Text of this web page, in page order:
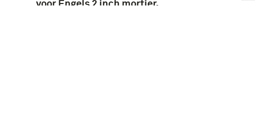
voor Engels 2 inch mortier,